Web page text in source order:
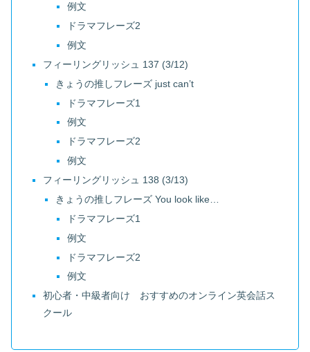
例文
ドラマフレーズ2
例文
フィーリングリッシュ 137 (3/12)
きょうの推しフレーズ just can’t
ドラマフレーズ1
例文
ドラマフレーズ2
例文
フィーリングリッシュ 138 (3/13)
きょうの推しフレーズ You look like…
ドラマフレーズ1
例文
ドラマフレーズ2
例文
初心者・中級者向け おすすめのオンライン英会話ス
クール